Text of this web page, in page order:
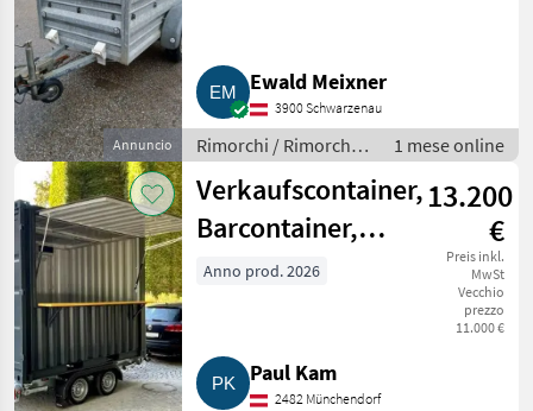
Annuncio
Ewald Meixner
3900 Schwarzenau
Rimorchi / Rimorchi
per auto
1 mese online
Verkaufscontainer,
Barcontainer,
Containeranhänger
13.200
€
Preis inkl.
MwSt
Vecchio
prezzo
11.000 €
Anno prod. 2026
Paul Kam
2482 Münchendorf